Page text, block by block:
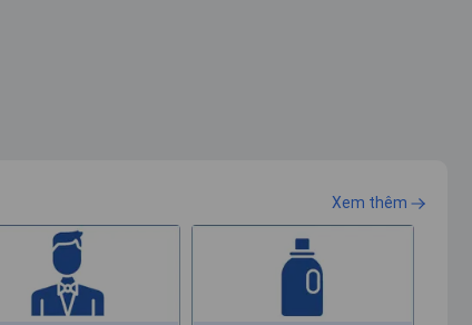
Xem thêm